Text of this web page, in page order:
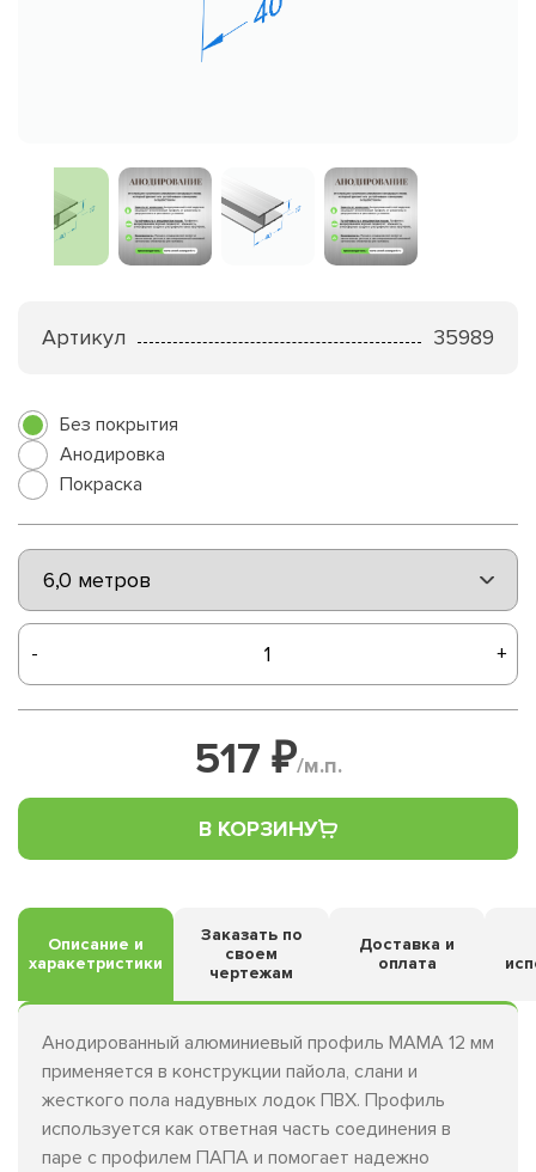
Артикул 35989
Без покрытия
Анодировка
Покраска
- +
517 ₽/м.п.
В КОРЗИНУ
Описание и
харакетристики
Заказать по
своем
чертежам
Доставка и
оплата
Анодированный алюминиевый профиль МАМА 12 мм
применяется в конструкции пайола, слани и
жесткого пола надувных лодок ПВХ. Профиль
используется как ответная часть соединения в
паре с профилем ПАПА и помогает надежно